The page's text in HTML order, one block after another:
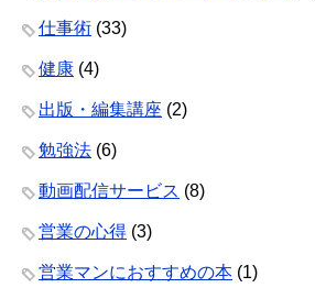
仕事術 (33)
健康 (4)
出版・編集講座 (2)
勉強法 (6)
動画配信サービス (8)
営業の心得 (3)
営業マンにおすすめの本 (1)